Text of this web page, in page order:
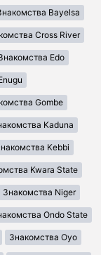
Bayelsa
Cross River
Edo
Gombe
Kaduna
Kebbi
Kwara State
Знакомства Niger
Ondo State
Знакомства Oyo